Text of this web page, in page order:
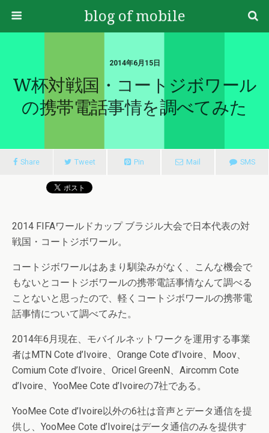
blog of mobile
2014年6月15日
W杯対戦国・コートジボワール
の携帯電話事情を調べてみた
Share Tweet Pin Mail SMS
2014 FIFAワールドカップ ブラジル大会で日本代表の対
戦国・コートジボワール。
コートジボワールはあまり馴染みがなく、こんな機会で
もないとコートジボワールの携帯電話事情なんて調べる
ことないと思ったので、軽くコートジボワールの携帯電
話事情について調べてみた。
2014年6月現在、モバイルネットワークを運用する事業
者はMTN Cote d’Ivoire、Orange Cote d’Ivoire、Moov、
Comium Cote d’Ivoire、Oricel GreenN、Aircomm Cote
d’Ivoire、YooMee Cote d’Ivoireの7社である。
YooMee Cote d’Ivoire以外の6社は音声とデータ通信を提
供し、YooMee Cote d’Ivoireはデータ通信のみを提供す